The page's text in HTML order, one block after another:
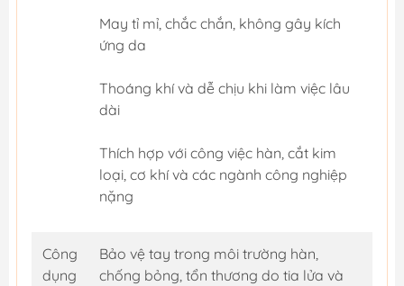
May tỉ mỉ, chắc chắn, không gây kích
ứng da
Thoáng khí và dễ chịu khi làm việc lâu
dài
Thích hợp với công việc hàn, cắt kim
loại, cơ khí và các ngành công nghiệp
nặng
Công
dụng
Bảo vệ tay trong môi trường hàn,
chống bỏng, tổn thương do tia lửa và